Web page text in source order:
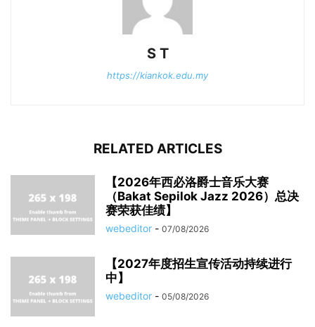
S T
https://kiankok.edu.my
RELATED ARTICLES
【2026年西必洛爵士音乐大赛
（Bakat Sepilok Jazz 2026）总决
赛荣获佳绩】
webeditor - 07/08/2026
【2027年度招生宣传活动持续进行
中】
webeditor - 05/08/2026